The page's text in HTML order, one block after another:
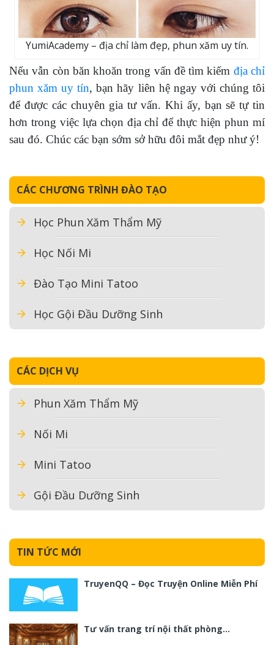
YumiAcademy – địa chỉ làm đẹp, phun xăm uy tín.
Nếu vẫn còn băn khoăn trong vấn đề tìm kiếm địa chỉ
phun xăm uy tín, bạn hãy liên hệ ngay với chúng tôi
để được các chuyên gia tư vấn. Khi ấy, bạn sẽ tự tin
hơn trong việc lựa chọn địa chỉ để thực hiện phun mí
sau đó. Chúc các bạn sớm sở hữu đôi mắt đẹp như ý!
CÁC CHƯƠNG TRÌNH ĐÀO TẠO
Học Phun Xăm Thẩm Mỹ
Học Nối Mi
Đào Tạo Mini Tatoo
Học Gội Đầu Dưỡng Sinh
CÁC DỊCH VỤ
Phun Xăm Thẩm Mỹ
Nối Mi
Mini Tatoo
Gội Đầu Dưỡng Sinh
TIN TỨC MỚI
TruyenQQ – Đọc Truyện Online Miễn Phí
Tư vấn trang trí nội thất phòng…